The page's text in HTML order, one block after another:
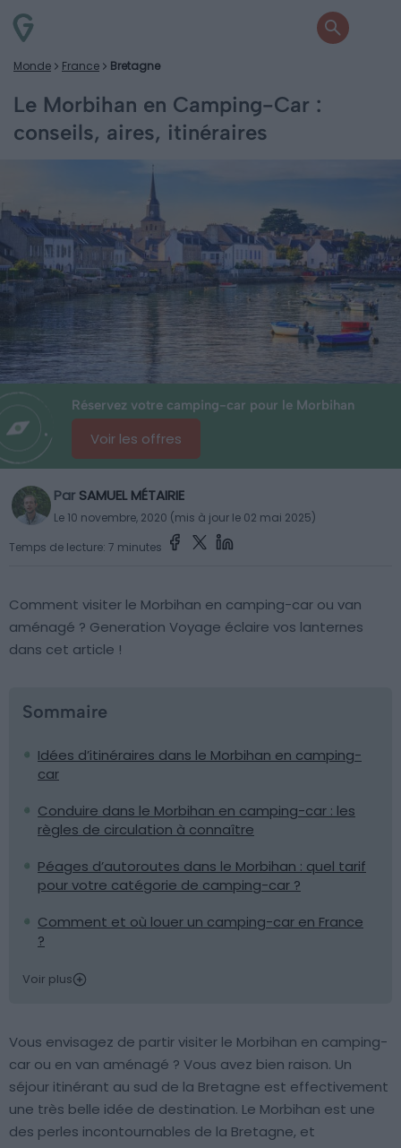
Monde France Bretagne
Le Morbihan en Camping-Car :
conseils, aires, itinéraires
Réservez votre camping-car pour le Morbihan
Voir les offres
Par SAMUEL MÉTAIRIE
Le 10 novembre, 2020 (mis à jour le 02 mai 2025)
Temps de lecture: 7 minutes
Comment visiter le Morbihan en camping-car ou van
aménagé ? Generation Voyage éclaire vos lanternes
dans cet article !
Sommaire
Idées d’itinéraires dans le Morbihan en camping-
car
Conduire dans le Morbihan en camping-car : les
règles de circulation à connaître
Péages d’autoroutes dans le Morbihan : quel tarif
pour votre catégorie de camping-car ?
Comment et où louer un camping-car en France
?
Voir plus
Vous envisagez de partir visiter le Morbihan en camping-
car ou en van aménagé ? Vous avez bien raison. Un
séjour itinérant au sud de la Bretagne est effectivement
une très belle idée de destination. Le Morbihan est une
des perles incontournables de la Bretagne, et